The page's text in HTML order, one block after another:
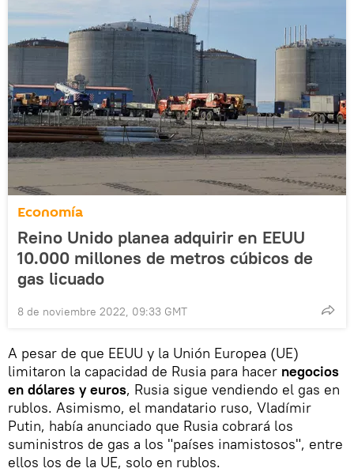
Economía
Reino Unido planea adquirir en EEUU
10.000 millones de metros cúbicos de
gas licuado
8 de noviembre 2022, 09:33 GMT
A pesar de que EEUU y la Unión Europea (UE)
limitaron la capacidad de Rusia para hacer negocios
en dólares y euros, Rusia sigue vendiendo el gas en
rublos. Asimismo, el mandatario ruso, Vladímir
Putin, había anunciado que Rusia cobrará los
suministros de gas a los "países inamistosos", entre
ellos los de la UE, solo en rublos.